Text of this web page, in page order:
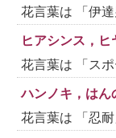
花言葉は 「伊
ヒアシンス，ヒ
花言葉は 「ス
ハンノキ，はん
花言葉は 「忍